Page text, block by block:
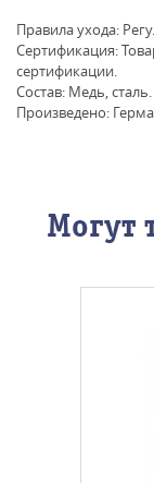
Правила ухода:
Сертификация:
сертификации.
Состав: Медь, сталь.
Произведено:
Могут